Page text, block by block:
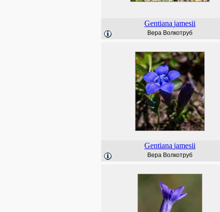
Gentiana jamesii
Вера Волкотруб
Gentiana jamesii
Вера Волкотруб